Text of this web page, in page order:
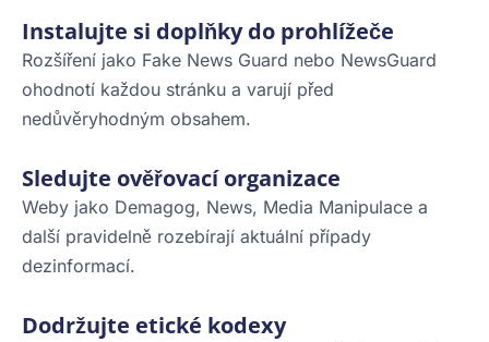
Instalujte si doplňky do prohlížeče
Rozšíření jako Fake News Guard nebo NewsGuard
ohodnotí každou stránku a varují před
nedůvěryhodným obsahem.
Sledujte ověřovací organizace
Weby jako Demagog, News, Media Manipulace a
další pravidelně rozebírají aktuální případy
dezinformací.
Dodržujte etické kodexy